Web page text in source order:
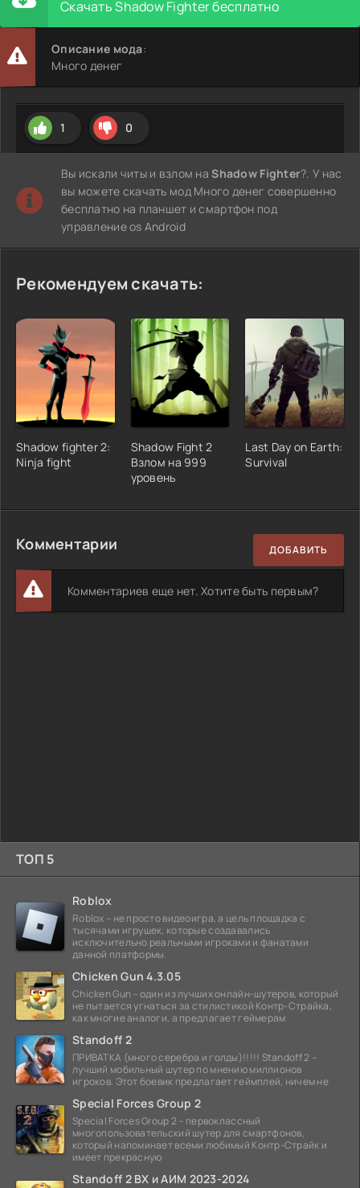
ТОП 5
Roblox
Roblox – не просто видеоигра, а цель площадка с
тысячами игрушек, которые создавались
исключительно реальными игроками и фанатами
данной платформы.
Chicken Gun 4.3.05
Chicken Gun – один из лучших онлайн-шутеров, который
не пытается угнаться за стилистикой Контр-Страйка,
как многие аналоги, а предлагает геймерам
Standoff 2
ПРИВАТКА (много серебра и голды)!!!!! Standoff 2 –
лучший мобильный шутер по мнению миллионов
игроков. Этот боевик предлагает геймплей, ничем не
Special Forces Group 2
Special Forces Group 2 – первоклассный
многопользовательский шутер для смартфонов,
который напоминает всеми любимый Контр-Страйк и
имеет прекрасную
Standoff 2 ВХ и АИМ 2023-2024
Скачать Shadow Fighter бесплатно
Описание мода:
Много денег
1 0
Вы искали читы и взлом наShadow Fighter?. У нас
вы можете скачать мод Много денег совершенно
бесплатно на планшет и смартфон под
управление os Android
Рекомендуем скачать:
Shadow fighter 2:
Ninja fight
Shadow Fight 2
Взлом на 999
уровень
Last Day on Earth:
Survival
Комментарии ДОБАВИТЬ
Комментариев еще нет. Хотите быть первым?